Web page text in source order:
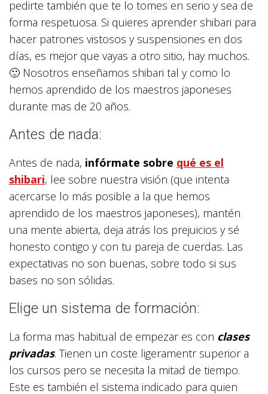
pedirte también que te lo tomes en serio y sea de
forma respetuosa. Si quieres aprender shibari para
hacer patrones vistosos y suspensiones en dos
días, es mejor que vayas a otro sitio, hay muchos.
🙂 Nosotros enseñamos shibari tal y como lo
hemos aprendido de los maestros japoneses
durante mas de 20 años.
Antes de nada:
Antes de nada, infórmate sobre qué es el
shibari, lee sobre nuestra visión (que intenta
acercarse lo más posible a la que hemos
aprendido de los maestros japoneses), mantén
una mente abierta, deja atrás los prejuicios y sé
honesto contigo y con tu pareja de cuerdas. Las
expectativas no son buenas, sobre todo si sus
bases no son sólidas.
Elige un sistema de formación:
La forma mas habitual de empezar es con clases
privadas. Tienen un coste ligeramentr superior a
los cursos pero se necesita la mitad de tiempo.
Este es también el sistema indicado para quien